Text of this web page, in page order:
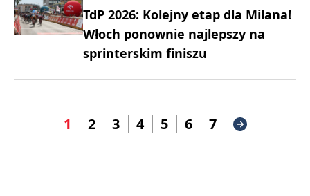
TdP 2026: Kolejny etap dla Milana!
Włoch ponownie najlepszy na
sprinterskim finiszu
1 2 3 4 5 6 7